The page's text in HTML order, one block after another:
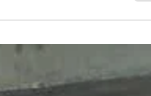
modernidade e uma